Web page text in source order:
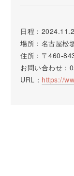
日程：
場所：名古屋松
住所：〒460-
お問い合わせ：
URL： https://